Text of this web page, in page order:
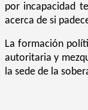
por incapacidad
acerca de si
La formación
autoritaria y
la sede de la